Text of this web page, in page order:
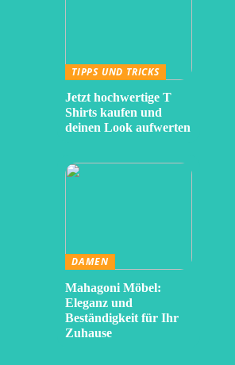
TIPPS UND TRICKS
Jetzt hochwertige T
Shirts kaufen und
deinen Look aufwerten
DAMEN
Mahagoni Möbel:
Eleganz und
Beständigkeit für Ihr
Zuhause